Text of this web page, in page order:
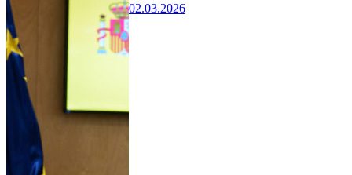
02.03.2026